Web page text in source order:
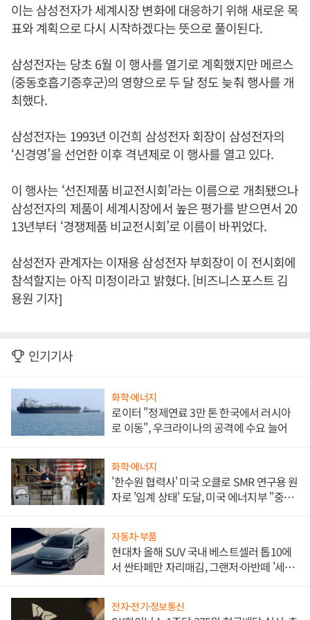
이는 삼성전자가 세계시장 변화에 대응하기 위해 새로운 목
표와 계획으로 다시 시작하겠다는 뜻으로 풀이된다.
삼성전자는 당초 6월 이 행사를 열기로 계획했지만 메르스
(중동호흡기증후군)의 영향으로 두 달 정도 늦춰 행사를 개
최했다.
삼성전자는 1993년 이건희 삼성전자 회장이 삼성전자의
‘신경영’을 선언한 이후 격년제로 이 행사를 열고 있다.
이 행사는 ‘선진제품 비교전시회’라는 이름으로 개최됐으나
삼성전자의 제품이 세계시장에서 높은 평가를 받으면서 20
13년부터 ‘경쟁제품 비교전시회’로 이름이 바뀌었다.
삼성전자 관계자는 이재용 삼성전자 부회장이 이 전시회에
참석할지는 아직 미정이라고 밝혔다. [비즈니스포스트 김
용원 기자]
인기기사
화학·에너지
로이터 "정제연료 3만 톤 한국에서 러시아
로 이동", 우크라이나의 공격에 수요 늘어
화학·에너지
'한수원 협력사' 미국 오클로 SMR 연구용 원
자로 '임계 상태' 도달, 미국 에너지부 "중요
자동차·부품
현대차 올해 SUV 국내 베스트셀러 톱10에
서 싼타페만 자리매김, 그랜저·아반떼 '세단
전자·전기·정보통신